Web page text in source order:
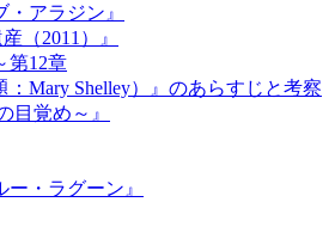
アラジン』
（2011）』
第12章
Mary Shelley）』のあらすじと考察
目覚め～』
・ラグーン』